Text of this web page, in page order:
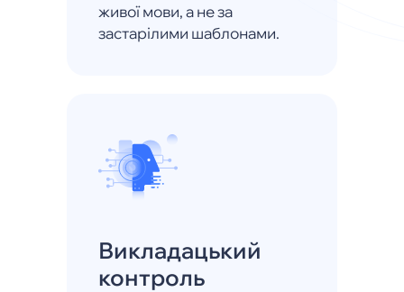
живої мови, а не за
застарілими шаблонами.
Викладацький
контроль